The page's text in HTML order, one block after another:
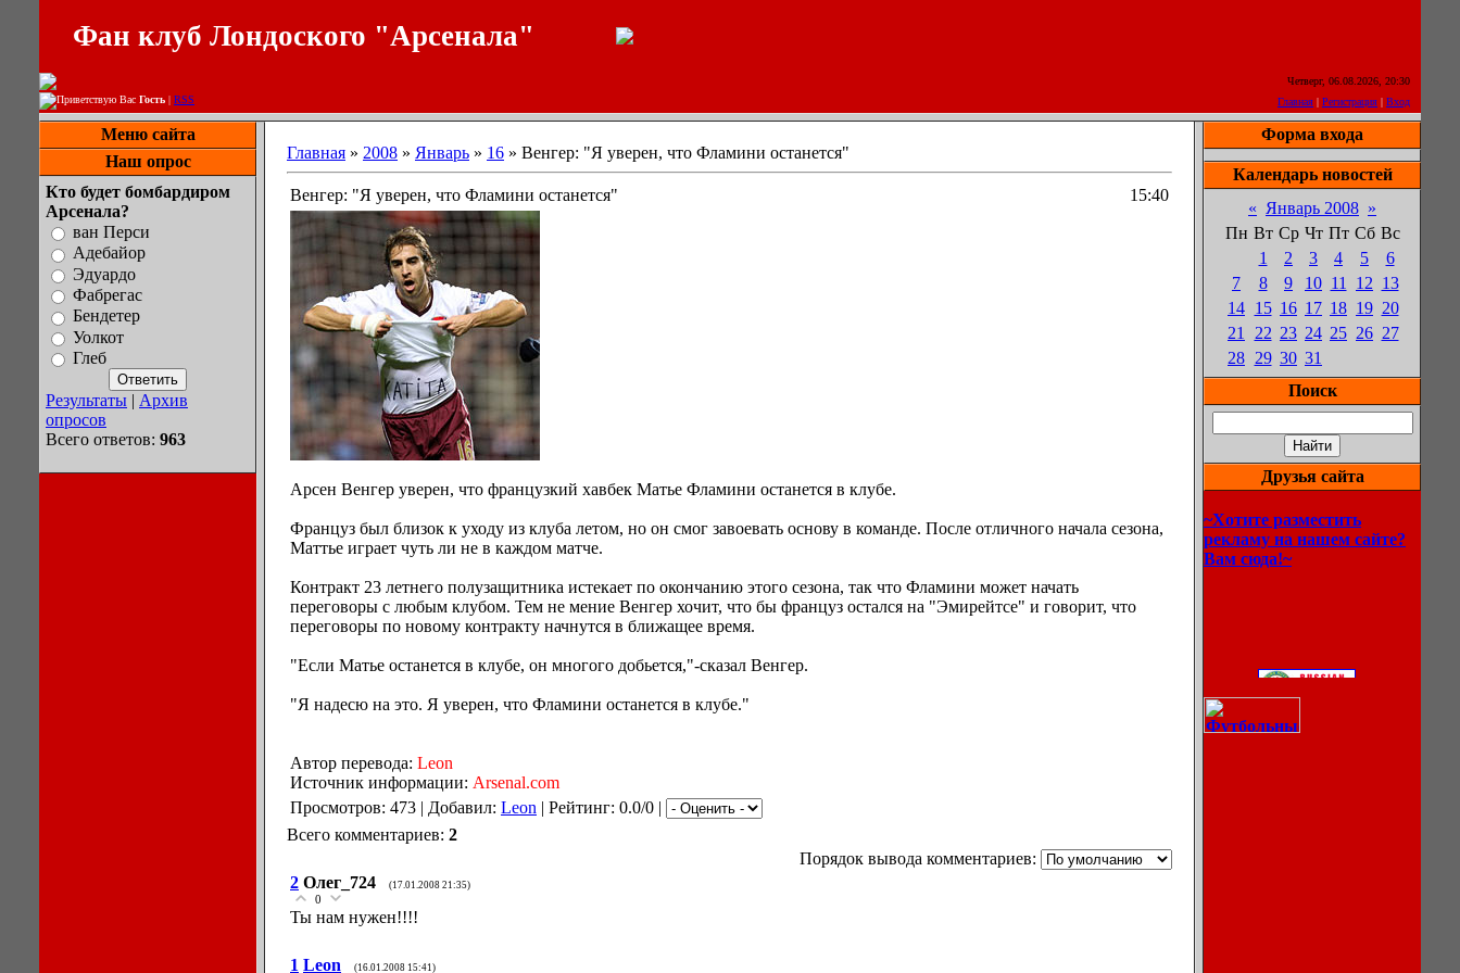
Фан клуб Лондоского "Арсенала"
Четверг, 06.08.2026, 20:30
Приветствую Вас Гость | RSS Главная | Регистрация | Вход
Меню сайта
Наш опрос
Кто будет бомбардиром
Арсенала?
ван Перси
Адебайор
Эдуардо
Фабрегас
Бендетер
Уолкот
Глеб
Результаты | Архив
опросов
Всего ответов: 963
Главная » 2008 » Январь » 16 » Венгер: "Я уверен, что Фламини останется"
Венгер: "Я уверен, что Фламини останется" 15:40
Арсен Венгер уверен, что французкий хавбек Матье Фламини останется в клубе.
Француз был близок к уходу из клуба летом, но он смог завоевать основу в команде. После отличного начала сезона,
Маттье играет чуть ли не в каждом матче.
Контракт 23 летнего полузащитника истекает по окончанию этого сезона, так что Фламини может начать
переговоры с любым клубом. Тем не мение Венгер хочит, что бы француз остался на "Эмирейтсе" и говорит, что
переговоры по новому контракту начнутся в ближащее время.
"Если Матье останется в клубе, он многого добьется,"-сказал Венгер.
"Я надесю на это. Я уверен, что Фламини останется в клубе."
Автор перевода: Leon
Источник информации: Arsenal.com
Просмотров: 473 | Добавил: Leon | Рейтинг: 0.0/0 |
Всего комментариев: 2
Порядок вывода комментариев:
2 Олег_724 (17.01.2008 21:35)
0
Ты нам нужен!!!!
1 Leon (16.01.2008 15:41)
Форма входа
Календарь новостей
« Январь 2008 »
Пн Вт Ср Чт Пт Сб Вс
1
2 3 4 5
6
7
8 9 10 11 12 13
14 15 16 17 18 19 20
21
22 23 24 25 26 27
28 29 30 31
Поиск
Друзья сайта
~Хотите разместить
рекламу на нашем сайте?
Вам сюда!~